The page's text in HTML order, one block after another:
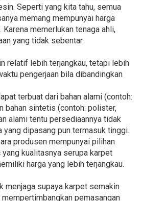
Seperti yang kita tahu, semua
memang mempunyai harga
memerlukan tenaga ahli,
yang tidak sebentar.
relatif lebih terjangkau, tetapi lebih
pengerjaan bila dibandingkan
terbuat dari bahan alami (contoh:
bahan sintetis (contoh: polister,
alami tentu persediaannya tidak
yang dipasang pun termasuk tinggi.
produsen mempunyai pilihan
yang kualitasnya serupa karpet
harga yang lebih terjangkau.
menjaga supaya karpet semakin
mempertimbangkan pemasangan